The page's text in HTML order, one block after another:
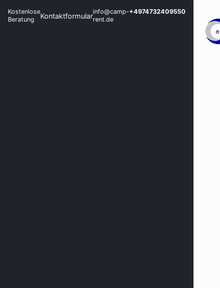
Kostenlose
Beratung
Kontaktformularinfo@camp-
rent.de
+4974732409550